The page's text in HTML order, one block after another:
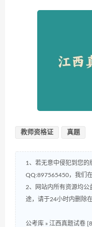
教师资格证 真题
1、若无意中侵犯到您的
QQ:897565450，我们
2、网站内所有资源均公
途，请于24小时内删除
公考库 » 江西真题试卷